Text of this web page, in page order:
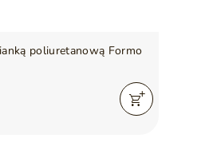
poliuretanową Formo